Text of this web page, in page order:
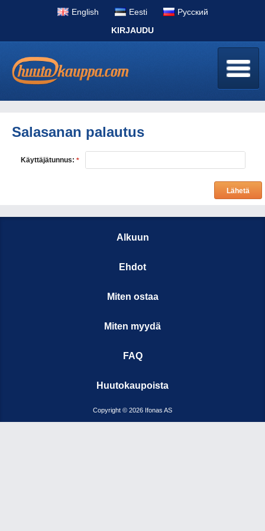
English Eesti
Pусский
Salasanan palautus
Käyttäjätunnus:*
Lähetä
Alkuun
Ehdot
Miten ostaa
Miten myydä
FAQ
Huutokaupoista
Copyright © 2026 Ifonas AS